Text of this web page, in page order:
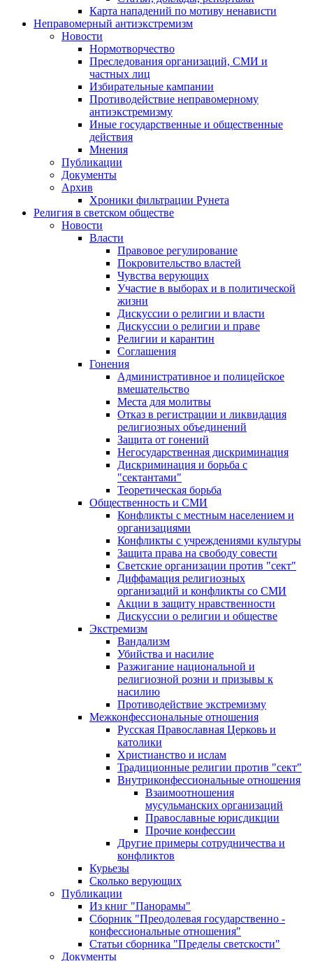
Карта нападений по мотиву ненависти
Неправомерный антиэкстремизм
Новости
Нормотворчество
Преследования организаций, СМИ и
частных лиц
Избирательные кампании
Противодействие неправомерному
антиэкстремизму
Иные государственные и общественные
действия
Мнения
Публикации
Документы
Архив
Хроники фильтрации Рунета
Религия в светском обществе
Новости
Власти
Правовое регулирование
Покровительство властей
Чувства верующих
Участие в выборах и в политической
жизни
Дискуссии о религии и власти
Дискуссии о религии и праве
Религии и карантин
Соглашения
Гонения
Административное и полицейское
вмешательство
Места для молитвы
Отказ в регистрации и ликвидация
религиозных объединений
Защита от гонений
Негосударственная дискриминация
Дискриминация и борьба с
"сектантами"
Теоретическая борьба
Общественность и СМИ
Конфликты с местным населением и
организациями
Конфликты с учреждениями культуры
Защита права на свободу совести
Светские организации против "сект"
Диффамация религиозных
организаций и конфликты со СМИ
Акции в защиту нравственности
Дискуссии о религии и обществе
Экстремизм
Вандализм
Убийства и насилие
Разжигание национальной и
религиозной розни и призывы к
насилию
Противодействие экстремизму
Межконфессиональные отношения
Русская Православная Церковь и
католики
Христианство и ислам
Традиционные религии против "сект"
Внутриконфессиональные отношения
Взаимоотношения
мусульманских организаций
Православные юрисдикции
Прочие конфессии
Другие примеры сотрудничества и
конфликтов
Курьезы
Сколько верующих
Публикации
Из книг "Панорамы"
Сборник "Преодолевая государственно -
конфессиональные отношения"
Статьи сборника "Пределы светскости"
Документы